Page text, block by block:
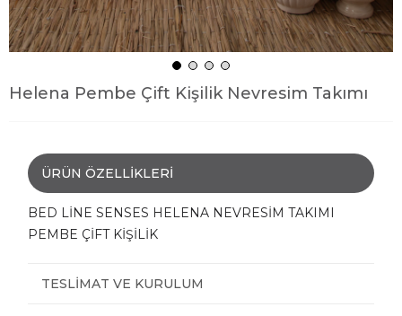
Helena Pembe Çift Kişilik Nevresim Takımı
ÜRÜN ÖZELLIKLERI
BED LİNE SENSES HELENA NEVRESİM TAKIMI
PEMBE ÇİFT KİŞİLİK
TESLIMAT VE KURULUM